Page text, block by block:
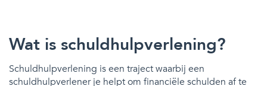
Wat is schuldhulpverlening?
Schuldhulpverlening is een traject waarbij een
schuldhulpverlener je helpt om financiële schulden af te